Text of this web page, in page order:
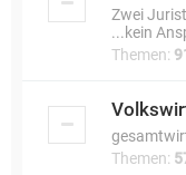
Zwei
...kein
Themen:
Themen: